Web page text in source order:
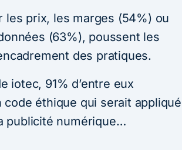
les prix, les marges (54%) ou
(63%), poussent les
des pratiques.
iotec, 91% d’entre eux
code éthique qui serait appliqué
publicité numérique…